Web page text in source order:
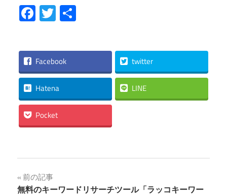
Facebook
Twitter
Facebook twitter
Hatena LINE
Pocket
投
前の記事
無料のキーワードリサーチツール「ラッコキーワー